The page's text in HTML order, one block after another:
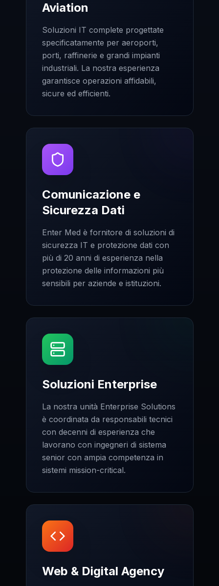
Aviation
Soluzioni IT complete progettate
specificatamente per aeroporti,
porti, raffinerie e grandi impianti
industriali. La nostra esperienza
garantisce operazioni affidabili,
sicure ed efficienti.
Comunicazione e
Sicurezza Dati
Enter Med è fornitore di soluzioni di
sicurezza IT e protezione dati con
più di 20 anni di esperienza nella
protezione delle informazioni più
sensibili per aziende e istituzioni.
Soluzioni Enterprise
La nostra unità Enterprise Solutions
è coordinata da responsabili tecnici
con decenni di esperienza che
lavorano con ingegneri di sistema
senior con ampia competenza in
sistemi mission-critical.
Web & Digital Agency